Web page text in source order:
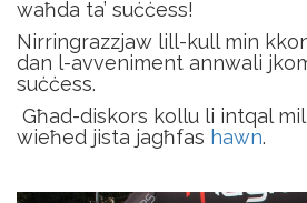
waħda ta’ suċċess!
Nirringrazzjaw lill-kull min
dan l-avveniment annwali
suċċess.
Għad-diskors kollu li intqal
wieħed jista jagħfas hawn.